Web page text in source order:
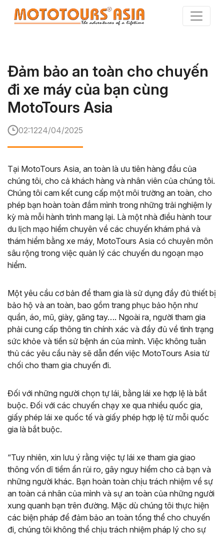
Đảm bảo an toàn cho chuyến
đi xe máy của bạn cùng
MotoTours Asia
02:1224/04/2025
Tại MotoTours Asia, an toàn là ưu tiên hàng đầu của
chúng tôi, cho cả khách hàng và nhân viên của chúng tôi.
Chúng tôi cam kết cung cấp một môi trường an toàn, cho
phép bạn hoàn toàn đắm mình trong những trải nghiệm ly
kỳ mà mỗi hành trình mang lại. Là một nhà điều hành tour
du lịch mạo hiểm chuyên về các chuyến khám phá và
thám hiểm bằng xe máy, MotoTours Asia có chuyên môn
sâu rộng trong việc quản lý các chuyến du ngoạn mạo
hiểm.
Một yêu cầu cơ bản để tham gia là sử dụng đầy đủ thiết bị
bảo hộ và an toàn, bao gồm trang phục bảo hộn như
quần, áo, mũ, giày, găng tay…. Ngoài ra, người tham gia
phải cung cấp thông tin chính xác và đầy đủ về tình trạng
sức khỏe và tiền sử bệnh án của mình. Việc không tuân
thủ các yêu cầu này sẽ dẫn đến việc MotoTours Asia từ
chối cho tham gia chuyến đi.
Đối với những người chọn tự lái, bằng lái xe hợp lệ là bắt
buộc. Đối với các chuyến chạy xe qua nhiều quốc gia,
giấy phép lái xe quốc tế và giấy phép hợp lệ từ mỗi quốc
gia là bắt buộc.
“Tuy nhiên, xin lưu ý rằng việc tự lái xe tham gia giao
thông vốn dĩ tiềm ẩn rủi ro, gây nguy hiểm cho cả bạn và
những người khác. Bạn hoàn toàn chịu trách nhiệm về sự
an toàn cá nhân của mình và sự an toàn của những người
xung quanh bạn trên đường. Mặc dù chúng tôi thực hiện
các biện pháp để đảm bảo an toàn tổng thể cho chuyến
đi, chúng tôi không thể chịu trách nhiệm pháp lý cho sự